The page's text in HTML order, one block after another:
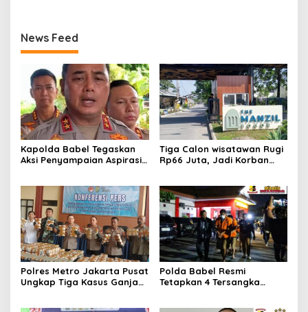
News Feed
Kapolda Babel Tegaskan
Aksi Penyampaian Aspirasi
Diproses Hukum
Tiga Calon wisatawan Rugi
Rp66 Juta, Jadi Korban
Polres Metro Jakarta Pusat
Ungkap Tiga Kasus Ganja
Polda Babel Resmi
Tetapkan 4 Tersangka